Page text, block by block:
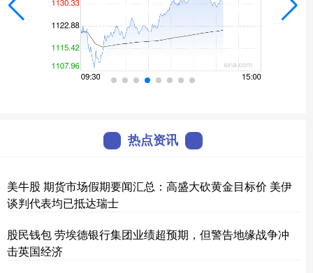
热点资讯
美牛股 期货市场假期要闻汇总：高盛大砍黄金目标价 美伊
谈判代表均已抵达瑞士
股民钱包 劳埃德银行集团业绩超预期，但警告地缘战争冲
击英国经济